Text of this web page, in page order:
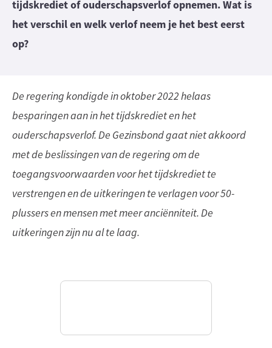
tijdskrediet of ouderschapsverlof opnemen. Wat is
het verschil en welk verlof neem je het best eerst
op?
De regering kondigde in oktober 2022 helaas
besparingen aan in het tijdskrediet en het
ouderschapsverlof. De Gezinsbond gaat niet akkoord
met de beslissingen van de regering om de
toegangsvoorwaarden voor het tijdskrediet te
verstrengen en de uitkeringen te verlagen voor 50-
plussers en mensen met meer anciënniteit. De
uitkeringen zijn nu al te laag.